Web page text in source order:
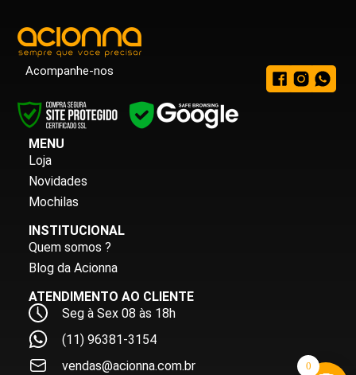
Acompanhe-nos
MENU
Loja
Novidades
Mochilas
INSTITUCIONAL
Quem somos ?
Blog da Acionna
ATENDIMENTO AO CLIENTE
Seg à Sex 08 às 18h
(11) 96381-3154
vendas@acionna.com.br
0